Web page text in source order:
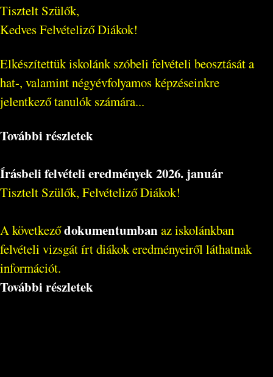
Tisztelt Szülők,
Kedves Felvételiző Diákok!
Elkészítettük iskolánk szóbeli felvételi beosztását a
hat-, valamint négyévfolyamos képzéseinkre
jelentkező tanulók számára...
További részletek
Írásbeli felvételi eredmények 2026. január
Tisztelt Szülők, Felvételiző Diákok!
A következődokumentumbanaz iskolánkban
felvételi vizsgát írt diákok eredményeiről láthatnak
információt.
További részletek